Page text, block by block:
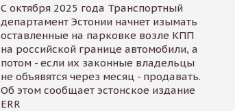
С октября 2025 года Транспортный
департамент Эстонии начнет изымать
оставленные на парковке возле КПП
на российской границе автомобили, а
потом - если их законные владельцы
не объявятся через месяц - продавать.
Об этом сообщает эстонское издание
ERR